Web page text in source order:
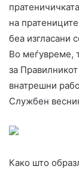
на
беа изгласани
Во меѓувреме,
за
внатрешни
Службен
Како што